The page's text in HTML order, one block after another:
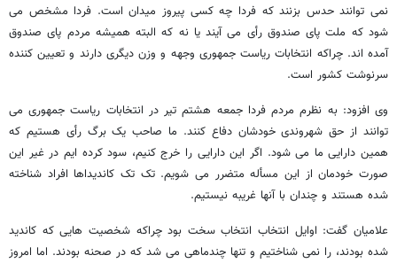
نمی توانند حدس بزنند که فردا چه کسی پیروز میدان است. فردا مشخص می
شود که ملت پای صندوق رأی می آیند یا نه که البته همیشه مردم پای صندوق
آمده اند. چراکه انتخابات ریاست جمهوری وجهه و وزن دیگری دارند و تعیین کننده
سرنوشت کشور است.
وی افزود: به نظرم مردم فردا جمعه هشتم تیر در انتخابات ریاست جمهوری می
توانند از حق شهروندی خودشان دفاع کنند. ما صاحب یک برگ رأی هستیم که
همین دارایی ما می شود. اگر این دارایی را خرج کنیم، سود کرده ایم در غیر این
صورت خودمان از این مسأله متضرر می شویم. تک تک کاندیداها افراد شناخته
شده هستند و چندان با آنها غریبه نیستیم.
علامیان گفت: اوایل انتخاب انتخاب سخت بود چراکه شخصیت هایی که کاندید
شده بودند، را نمی شناختیم و تنها چندماهی می شد که در صحنه بودند. اما امروز